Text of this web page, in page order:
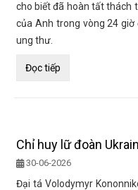
cho biết đã hoàn tất thách
của Anh trong vòng 24
ung thư.
Đọc tiếp
Chỉ huy lữ đoàn
30-06-2026
Đại tá Volodymyr